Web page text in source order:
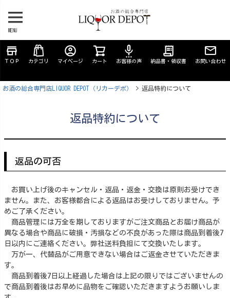
MENU
store
ＴＯＰ カテゴリ
account_circle
マイページ カート
settings_voice
お客様の声
receipt_long
納品書・領収書 お問い合わせ
お酒の総合専門店LIQUOR DEPOT（リカーデポ） 返品特約について
返品特約について
返品の可否
お買い上げ後のキャンセル・返品・返金・交換は原則お受けでき
ません。また、お客様都合による返品はお受けしておりません。予
めご了承ください。
商品管理には万全を期しておりますがご注文商品とお届け商品が
異なる場合や商品に破損・汚損などの不良があった際は商品到着後7
日以内にご連絡ください。弊社送料負担にて交換いたします。
万が一、代替品がご用意できない場合はご返金させていただきま
す。
商品到着後7日以上経過した場合は上記の限りではございませんの
で商品到着後はお早めに品物をご確認いただきますようお願いしま